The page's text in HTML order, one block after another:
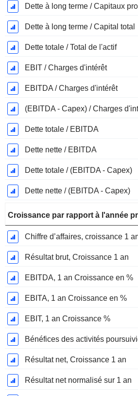
Dette à long terme / Capitaux
Dette à long terme / Capital total
Dette totale / Total de l'actif
EBIT / Charges d'intérêt
EBITDA / Charges d'intérêt
(EBITDA - Capex) / Charges
Dette totale / EBITDA
Dette nette / EBITDA
Dette totale / (EBITDA - Capex)
Dette nette / (EBITDA - Capex)
Croissance par rapport à l'année
Chiffre d’affaires, croissance 1
Résultat brut, Croissance 1 an
EBITDA, 1 an Croissance en %
EBITA, 1 an Croissance en %
EBIT, 1 an Croissance %
Résultat net, Croissance 1 an
Résultat net normalisé sur 1 an